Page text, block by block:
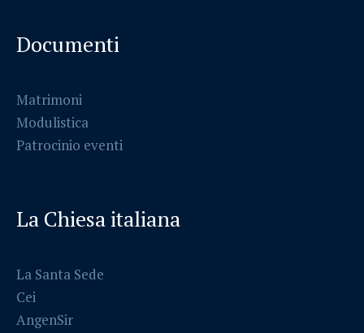
Documenti
Matrimoni
Modulistica
Patrocinio eventi
La Chiesa italiana
La Santa Sede
Cei
AngenSir